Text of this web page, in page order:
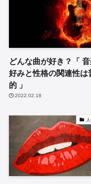
どんな曲が好き？「
好みと性格の関連性は
的 」
2022.02.18